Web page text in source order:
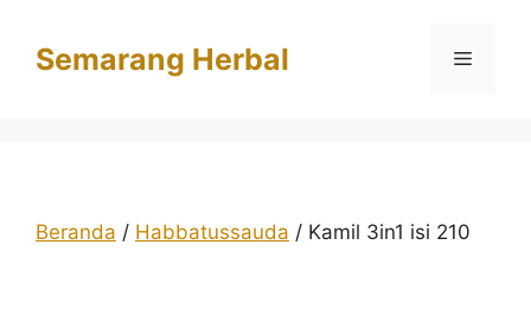
Semarang Herbal Menu
Beranda / Habbatussauda / Kamil 3in1 isi 210